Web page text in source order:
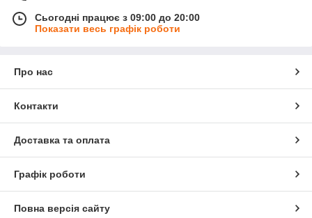
Сьогодні працює з 09:00 до 20:00
Показати весь графік роботи
Про нас
Контакти
Доставка та оплата
Графік роботи
Повна версія сайту